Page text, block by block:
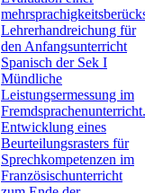
Lehrerhandreichung für
den Anfangsunterricht
Spanisch der Sek I
Mündliche
Leistungsermessung im
Fremdsprachenunterricht.
Entwicklung eines
Beurteilungsrasters für
Sprechkompetenzen im
Französischunterricht